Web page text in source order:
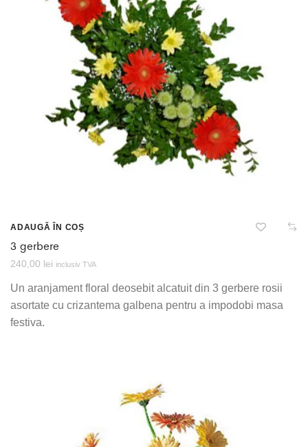
ADAUGĂ ÎN COȘ
3 gerbere
240,00 lei inclusiv TVA
Un aranjament floral deosebit alcatuit din 3 gerbere rosii
asortate cu crizantema galbena pentru a impodobi masa
festiva.